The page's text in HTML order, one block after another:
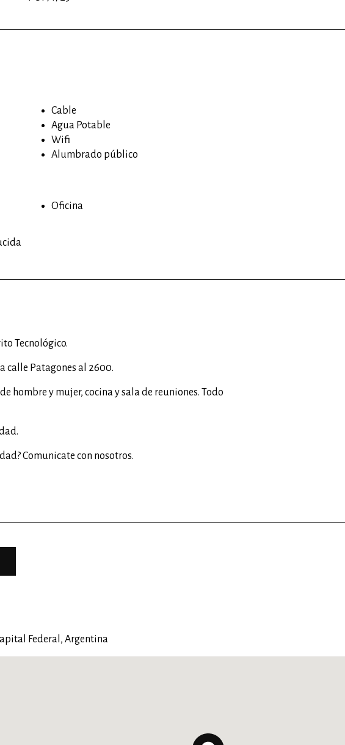
Cable
Agua Potable
Wifi
Alumbrado público
Oficina
Tecnológico.
calle Patagones al 2600.
hombre y mujer, cocina y sala de reuniones. Todo
Comunicate con nosotros.
Federal , Argentina